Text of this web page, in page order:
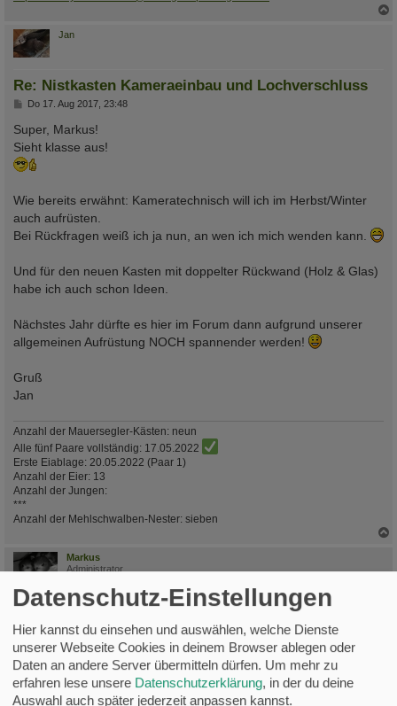
Jan
Re: Nistkasten Kameraeinbau und Lochverschluss
B
r
a
g
Do 17. Aug 2017, 23:48
Super, Markus!
Sieht klasse aus!
Wie bereits erwähnt: Kameratechnisch will ich im Herbst/Winter
auch aufrüsten.
Bei Rückfragen weiß ich ja nun, an wen ich mich wenden kann.
Und für den neuen Kasten mit doppelter Rückwand (Holz & Glas)
habe ich auch schon Ideen.
Nächstes Jahr dürfte es hier im Forum dann aufgrund unserer
allgemeinen Aufrüstung NOCH spannender werden!
Gruß
Jan
Anzahl der Mauersegler-Kästen: neun
Alle fünf Paare vollständig: 17.05.2022
Erste Eiablage: 20.05.2022 (Paar 1)
Anzahl der Eier: 13
Anzahl der Jungen:
***
Anzahl der Mehlschwalben-Nester: sieben
Markus
Administrator
Re: Nistkasten Kameraeinbau und Lochverschluss
B
e
i
r
a
Fr 18. Aug 2017, 11:04
Hallo Jan,
vielen Dank für dein Lob und Interesse.
Datenschutz-Einstellungen
Hier kannst du einsehen und auswählen, welche Dienste
unserer Webseite Cookies in deinem Browser ablegen oder
Daten an andere Server übermitteln dürfen. Um mehr zu
erfahren lese unsere Datenschutzerklärung, in der du deine
Auswahl auch später jederzeit anpassen kannst.